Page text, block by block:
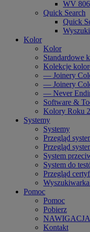
WV 806
Quick Search
Quick
Kolor
Kolor
Standardowe
Kolekcje
— Joinery
— Joinery
— Never
Software &
Kolory Roku
Systemy
Systemy
Przegląd
Przegląd
System
System do
Przegląd
Pomoc
Pomoc
Pobierz
Kontakt